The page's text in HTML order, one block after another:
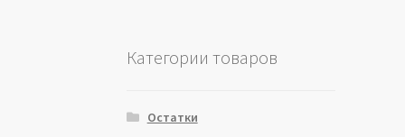
Категории товаров
Остатки